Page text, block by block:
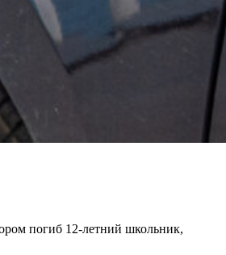
погиб 12-летний школьник,